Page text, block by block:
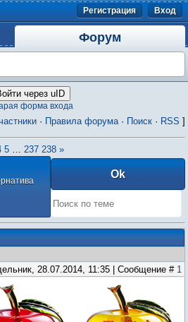
Регистрация Вход
Форум
через uID
форма входа
· Правила форума· Поиск · RSS ]
5 … 237 238 »
28.07.2014, 11:35 | Сообщение # 1